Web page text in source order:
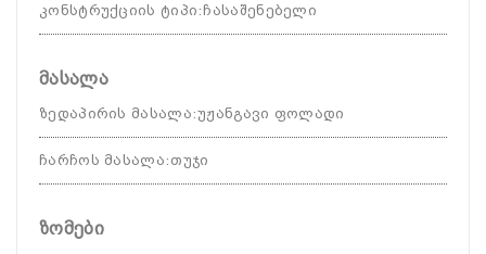
კონსტრუქციის ტიპი: ჩასაშენებელი
მასალა
ზედაპირის მასალა:უჟანგავი ფოლადი
ჩარჩოს მასალა: თუჯი
ზომები